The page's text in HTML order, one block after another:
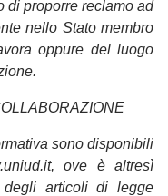
di proporre reclamo ad
nello Stato membro
oppure del luogo
sono disponibili
ove è altresì
degli articoli di legge